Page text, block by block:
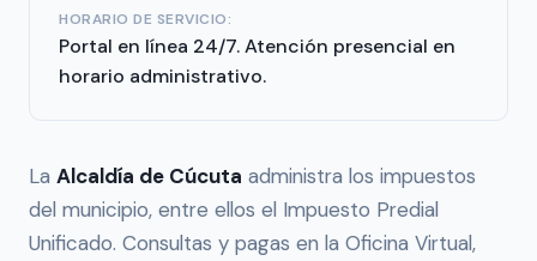
HORARIO DE SERVICIO:
Portal en línea 24/7. Atención presencial en
horario administrativo.
La Alcaldía de Cúcuta administra los impuestos
del municipio, entre ellos el Impuesto Predial
Unificado. Consultas y pagas en la Oficina Virtual,